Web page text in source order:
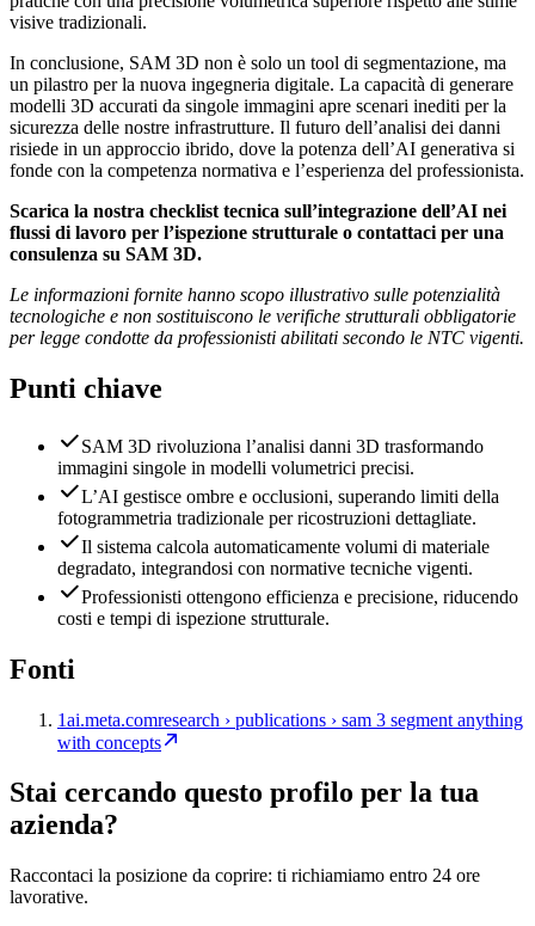
visive tradizionali.
In conclusione, SAM 3D non è solo un tool di segmentazione, ma
un pilastro per la nuova ingegneria digitale. La capacità di generare
modelli 3D accurati da singole immagini apre scenari inediti per la
sicurezza delle nostre infrastrutture. Il futuro dell’analisi dei danni
risiede in un approccio ibrido, dove la potenza dell’AI generativa si
fonde con la competenza normativa e l’esperienza del professionista.
Scarica la nostra checklist tecnica sull’integrazione dell’AI nei
flussi di lavoro per l’ispezione strutturale o contattaci per una
consulenza su SAM 3D.
Le informazioni fornite hanno scopo illustrativo sulle potenzialità
tecnologiche e non sostituiscono le verifiche strutturali obbligatorie
per legge condotte da professionisti abilitati secondo le NTC vigenti.
Punti chiave
SAM 3D rivoluziona l’analisi danni 3D trasformando
immagini singole in modelli volumetrici precisi.
L’AI gestisce ombre e occlusioni, superando limiti della
fotogrammetria tradizionale per ricostruzioni dettagliate.
Il sistema calcola automaticamente volumi di materiale
degradato, integrandosi con normative tecniche vigenti.
Professionisti ottengono efficienza e precisione, riducendo
costi e tempi di ispezione strutturale.
Fonti
1ai.meta.comresearch › publications › sam 3 segment anything
with concepts
Stai cercando questo profilo per la tua
azienda?
Raccontaci la posizione da coprire: ti richiamiamo entro 24 ore
lavorative.